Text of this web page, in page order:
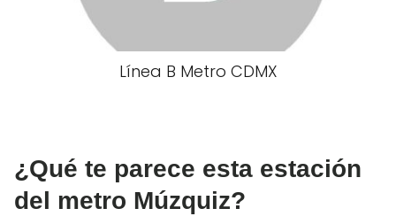
Línea B Metro CDMX
¿Qué te parece esta estación
del metro Múzquiz?